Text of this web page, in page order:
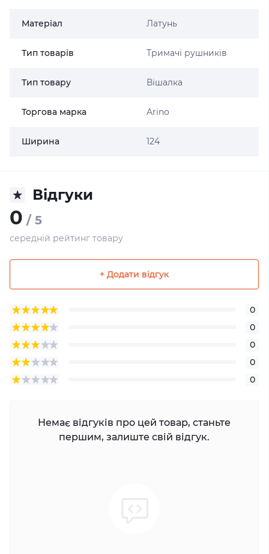
Матеріал Латунь
Тип товарів Тримачі рушників
Тип товару Вішалка
Торгова марка Arino
Ширина 124
Відгуки
0 / 5
середній рейтинг товару
+ Додати відгук
0
0
0
0
0
Немає відгуків про цей товар, станьте
першим, залиште свій відгук.